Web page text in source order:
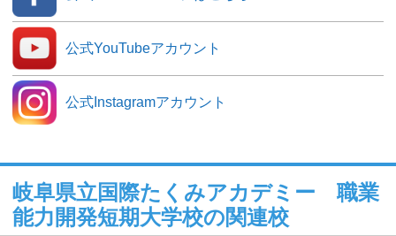
公式YouTubeアカウント
公式Instagramアカウント
岐阜県立国際たくみアカデミー 職業
能力開発短期大学校の関連校